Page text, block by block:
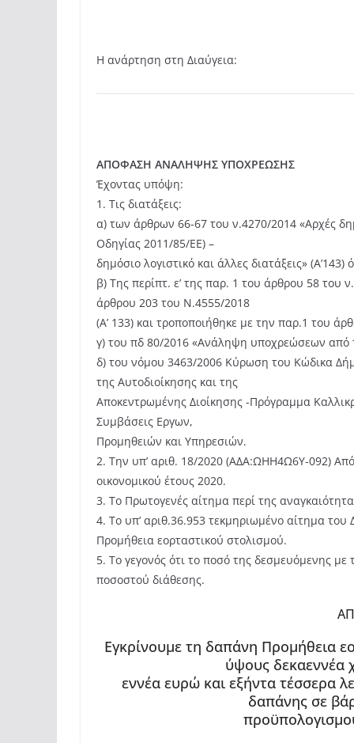
Η ανάρτηση στη Διαύγεια:
ΑΠΟΦΑΣΗ ΑΝΑΛΗΨΗΣ ΥΠΟΧΡΕΩΣΗΣ
Έχοντας υπόψη:
1. Τις διατάξεις:
α) των άρθρων 66-67 του ν.4270/2014 «Αρχές
Οδηγίας 2011/85/ΕΕ) –
δημόσιο λογιστικό και άλλες διατάξεις» (A’143)
β) Της περίπτ. ε’ της παρ. 1 του άρθρου 58 του
άρθρου 203 του Ν.4555/2018
(Α’ 133) και τροποποιήθηκε με την παρ.1 του
γ) του πδ 80/2016 «Ανάληψη υποχρεώσεων από
δ) του νόμου 3463/2006 Κύρωση του Κώδικα
της Αυτοδιοίκησης και της
Αποκεντρωμένης Διοίκησης -Πρόγραμμα
Συμβάσεις Εργων,
Προμηθειών και Υπηρεσιών.
2. Την υπ’ αριθ. 18/2020 (ΑΔΑ:ΩΗΗ4Ω6Υ-092)
οικονομικού έτους 2020.
3. Το Πρωτογενές αίτημα περί της
4. Το υπ’ αριθ.36.953 τεκμηριωμένο αίτημα
Προμήθεια εορταστικού στολισμού.
5. Το γεγονός ότι το ποσό της δεσμευόμενης
ποσοστού διάθεσης.
Εγκρίνουμε τη δαπάνη Προμήθεια
ύψους δεκαεννέα
εννέα ευρώ και εξήντα τέσσερα
δαπάνης σε